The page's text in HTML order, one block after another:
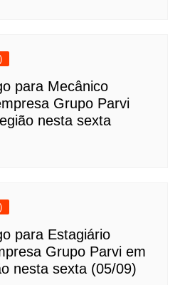
para Mecânico
Grupo Parvi
nesta sexta
para Estagiário
Grupo Parvi em
nesta sexta (05/09)